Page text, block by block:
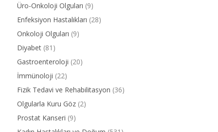
Üro-Onkoloji Olguları (9)
Enfeksiyon Hastalıkları (28)
Onkoloji Olguları (9)
Diyabet (81)
Gastroenteroloji (20)
İmmünoloji (22)
Fizik Tedavi ve Rehabilitasyon (36)
Olgularla Kuru Göz (2)
Prostat Kanseri (9)